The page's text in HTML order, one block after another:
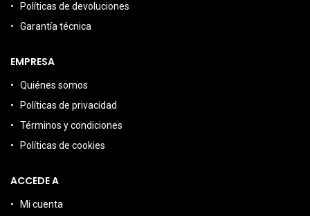
Políticas de devoluciones
Garantía técnica
EMPRESA
Quiénes somos
Políticas de privacidad
Términos y condiciones
Políticas de cookies
ACCEDE A
Mi cuenta